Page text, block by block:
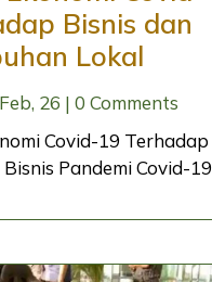
Bisnis dan
Lokal
Feb, 26 | 0 Comments
Covid-19 Terhadap
Pandemi Covid-19